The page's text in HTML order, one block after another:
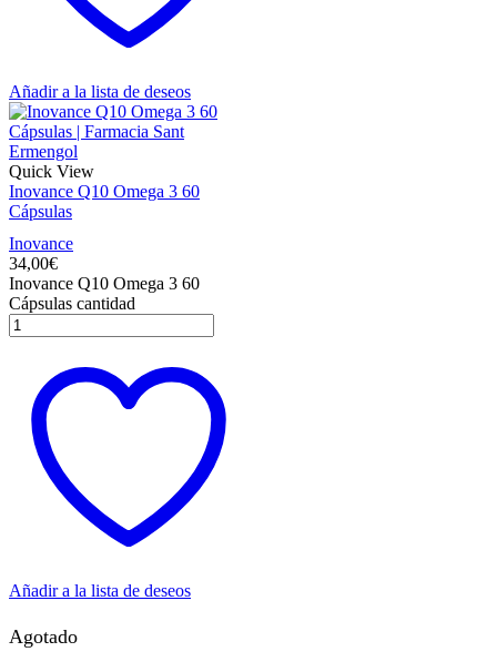
Añadir a la lista de deseos
Quick View
Inovance Q10 Omega 3 60
Cápsulas
Inovance
34,00€
Inovance Q10 Omega 3 60
Cápsulas cantidad
Añadir a la lista de deseos
Agotado